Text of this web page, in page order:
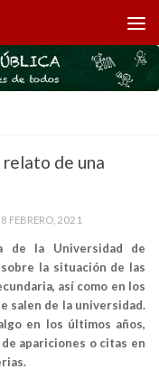
de una
FEBRERO, 2021
de la Universidad de
la situación de las
así como en los
salen de la universidad.
en los últimos años,
apariciones o citas en